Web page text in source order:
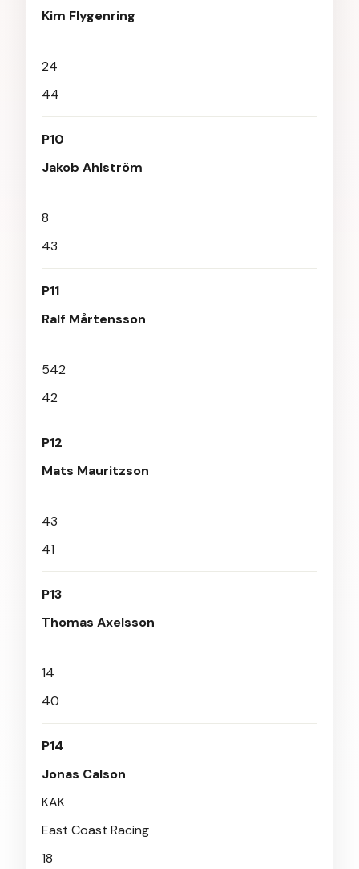
Kim Flygenring
24
44
P10
Jakob Ahlström
8
43
P11
Ralf Mårtensson
542
42
P12
Mats Mauritzson
43
41
P13
Thomas Axelsson
14
40
P14
Jonas Calson
KAK
East Coast Racing
18